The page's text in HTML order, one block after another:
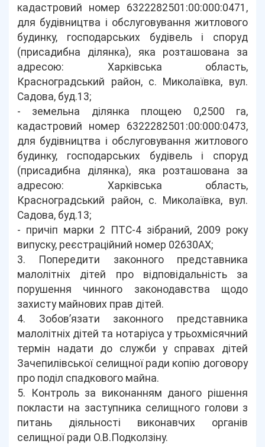
кадастровий номер 6322282501:00:000:0471,
для будівництва і обслуговування житлового
будинку, господарських будівель і споруд
(присадибна ділянка), яка розташована за
адресою: Харківська область,
Красноградський район, с. Миколаївка, вул.
Садова, буд.13;
- земельна ділянка площею 0,2500 га,
кадастровий номер 6322282501:00:000:0473,
для будівництва і обслуговування житлового
будинку, господарських будівель і споруд
(присадибна ділянка), яка розташована за
адресою: Харківська область,
Красноградський район, с. Миколаївка, вул.
Садова, буд.13;
- причіп марки 2 ПТС-4 зібраний, 2009 року
випуску, реєстраційний номер 02630АХ;
3. Попередити законного представника
малолітніх дітей про відповідальність за
порушення чинного законодавства щодо
захисту майнових прав дітей.
4. Зобов’язати законного представника
малолітніх дітей та нотаріуса у трьохмісячний
термін надати до служби у справах дітей
Зачепилівської селищної ради копію договору
про поділ спадкового майна.
5. Контроль за виконанням даного рішення
покласти на заступника селищного голови з
питань діяльності виконавчих органів
селищної ради О.В.Подколзіну.